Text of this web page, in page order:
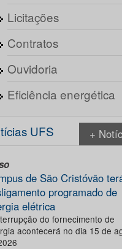
Licitações
Contratos
Ouvidoria
Eficiência energética
UFS +
de São Cristóvão
programado de
elétrica
do fornecimento de
acontecerá no dia 15 de